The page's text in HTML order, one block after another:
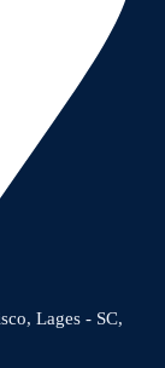
Lages - SC,